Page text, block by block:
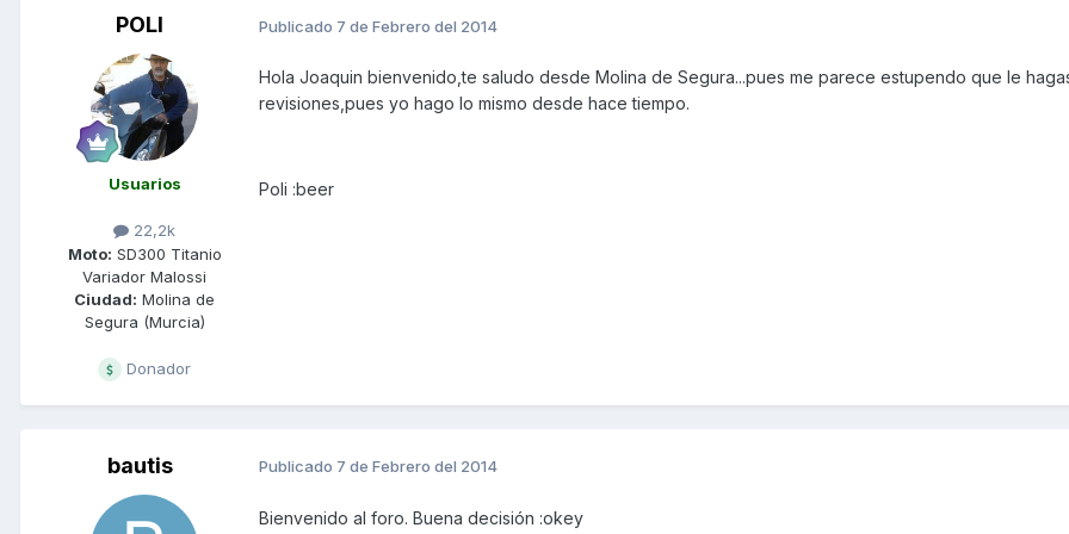
POLI
Usuarios
22,2k
Moto: SD300 Titanio
Variador Malossi
Ciudad: Molina de
Segura (Murcia)
Donador
Publicado 7 de Febrero del 2014
Hola Joaquin bienvenido,te saludo desde Molina de Segura...pues me parece estupendo que le
revisiones,pues yo hago lo mismo desde hace tiempo.
Poli :beer
bautis Publicado 7 de Febrero del 2014
Bienvenido al foro. Buena decisión :okey